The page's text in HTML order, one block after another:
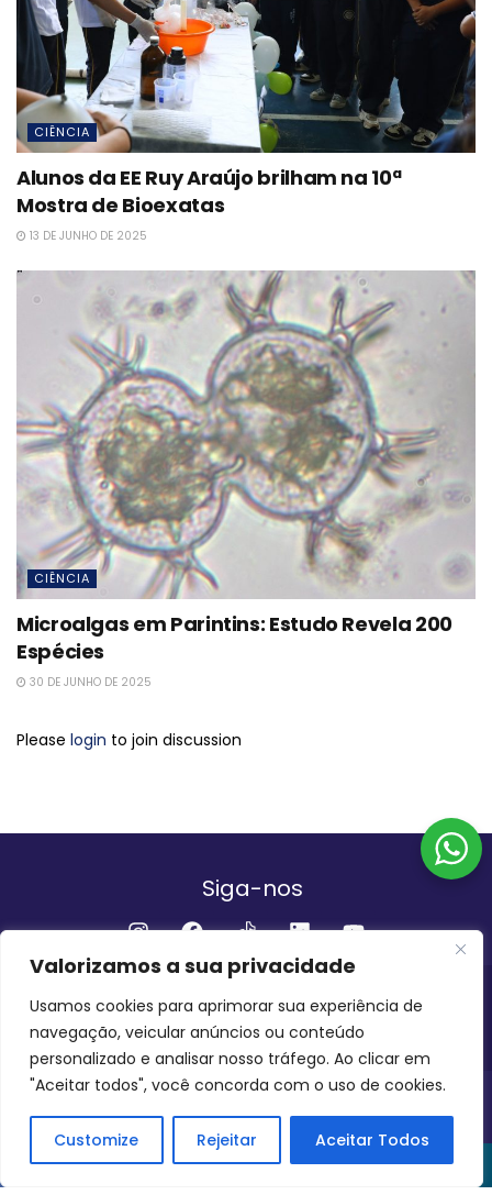
Valorizamos a sua privacidade
Usamos cookies para aprimorar sua experiência de
navegação, veicular anúncios ou conteúdo
personalizado e analisar nosso tráfego. Ao clicar em
"Aceitar todos", você concorda com o uso de cookies.
Customize Rejeitar Aceitar Todos
CIÊNCIA
Alunos da EE Ruy Araújo brilham na 10ª
Mostra de Bioexatas
13 DE JUNHO DE 2025
CIÊNCIA
Microalgas em Parintins: Estudo Revela 200
Espécies
30 DE JUNHO DE 2025
Please login to join discussion
Siga-nos
Institucional
QUEM SOMOS FALE CONOSCO
INVEST AMAZÔNIA BRASIL
COPYRIGHT 2024 - 2026